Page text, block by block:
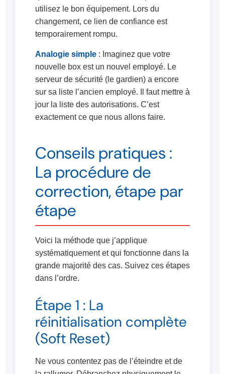
utilisez le bon équipement. Lors du
changement, ce lien de confiance est
temporairement rompu.
Analogie simple : Imaginez que votre
nouvelle box est un nouvel employé. Le
serveur de sécurité (le gardien) a encore
sur sa liste l’ancien employé. Il faut mettre à
jour la liste des autorisations. C’est
exactement ce que nous allons faire.
Conseils pratiques :
La procédure de
correction, étape par
étape
Voici la méthode que j’applique
systématiquement et qui fonctionne dans la
grande majorité des cas. Suivez ces étapes
dans l’ordre.
Étape 1 : La
réinitialisation complète
(Soft Reset)
Ne vous contentez pas de l’éteindre et de